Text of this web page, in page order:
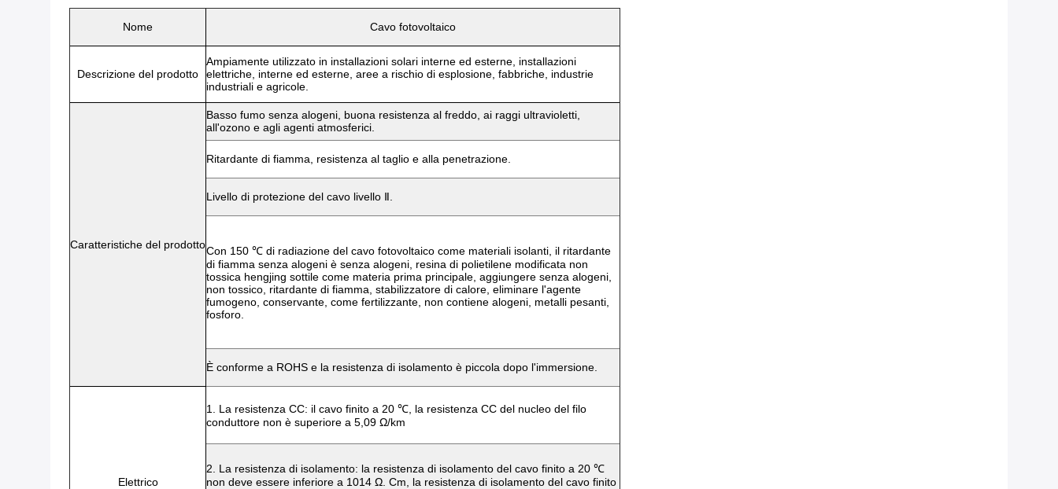
Nome Cavo fotovoltaico
Descrizione del prodotto
Ampiamente utilizzato in installazioni solari interne ed esterne, installazioni
elettriche, interne ed esterne, aree a rischio di esplosione, fabbriche, industrie
industriali e agricole.
Caratteristiche del prodotto
Basso fumo senza alogeni, buona resistenza al freddo, ai raggi ultravioletti,
all'ozono e agli agenti atmosferici.
Ritardante di fiamma, resistenza al taglio e alla penetrazione.
Livello di protezione del cavo livello Ⅱ.
Con 150 ℃ di radiazione del cavo fotovoltaico come materiali isolanti, il ritardante
di fiamma senza alogeni è senza alogeni, resina di polietilene modificata non
tossica hengjing sottile come materia prima principale, aggiungere senza alogeni,
non tossico, ritardante di fiamma, stabilizzatore di calore, eliminare l'agente
fumogeno, conservante, come fertilizzante, non contiene alogeni, metalli pesanti,
fosforo.
È conforme a ROHS e la resistenza di isolamento è piccola dopo l'immersione.
Elettrico
1. La resistenza CC: il cavo finito a 20 ℃, la resistenza CC del nucleo del filo
conduttore non è superiore a 5,09 Ω/km
2. La resistenza di isolamento: la resistenza di isolamento del cavo finito a 20 ℃
non deve essere inferiore a 1014 Ω. Cm, la resistenza di isolamento del cavo finito